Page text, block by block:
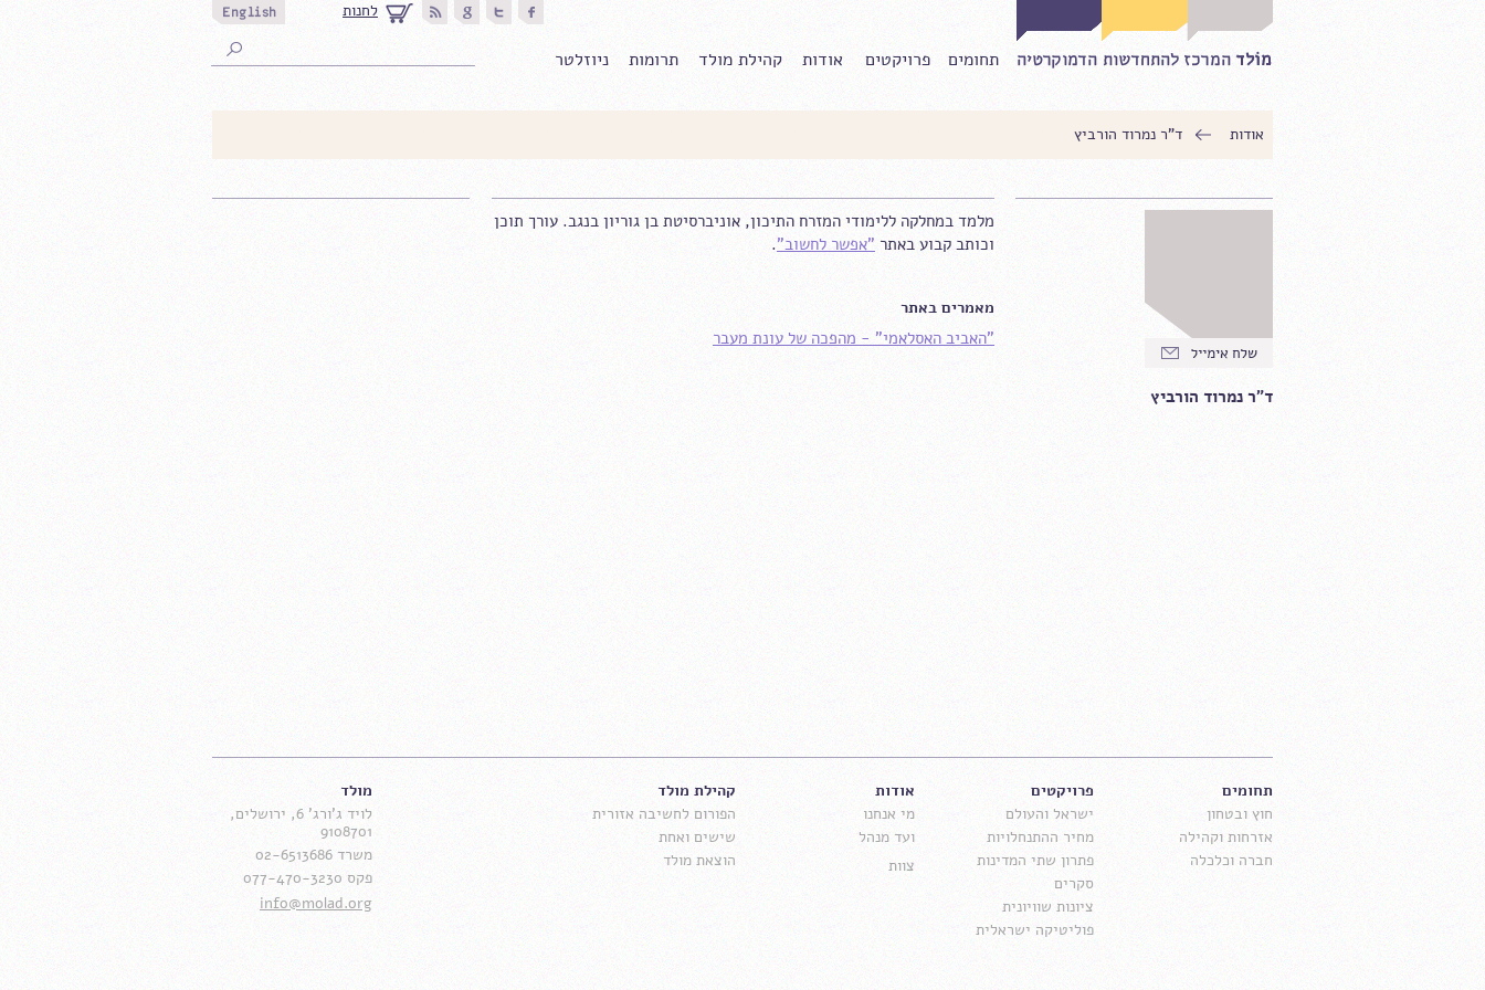
תחומים פרויקטים אודות קהילת מולד תרומות ניוזלטר
לחנות
אודות ד"ר נמרוד הורביץ
ד"ר נמרוד הורביץ
מלמד במחלקה ללימודי המזרח התיכון, אוניברסיטת בן גוריון בנגב. עורך תוכן
וכותב קבוע באתר "אפשר לחשוב".
מאמרים באתר
"האביב האסלאמי" - מהפכה של עונת מעבר
תחומים
חוץ ובטחון
אזרחות וקהילה
חברה וכלכלה
פרויקטים
ישראל והעולם
מחיר ההתנחלויות
פתרון שתי המדינות
סקרים
ציונות שוויונית
פוליטיקה ישראלית
אודות
מי אנחנו
ועד מנהל
צוות
קהילת מולד
הפורום לחשיבה אזורית
שישים ואחת
הוצאת מולד
מולד
לויד ג'ורג' 6, ירושלים,
9108701
משרד 02-6513686
פקס 077-470-3230
info@molad.org